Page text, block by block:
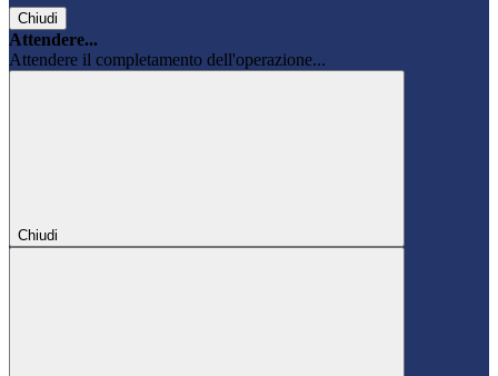
Chiudi
Attendere...
Attendere il completamento dell'operazione...
Chiudi